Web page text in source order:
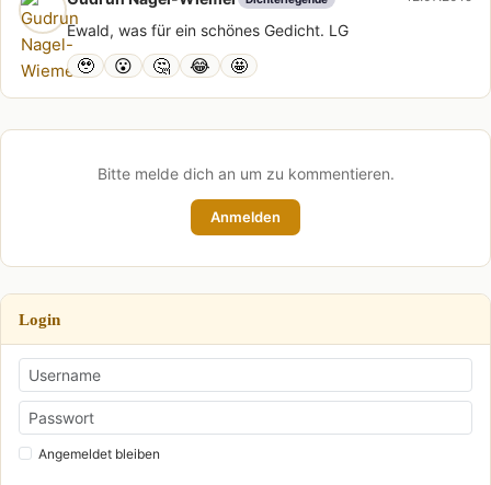
Ewald, was für ein schönes Gedicht. LG
🥹 😮 🤔 😂 🤩
Bitte melde dich an um zu kommentieren.
Anmelden
Login
Angemeldet bleiben